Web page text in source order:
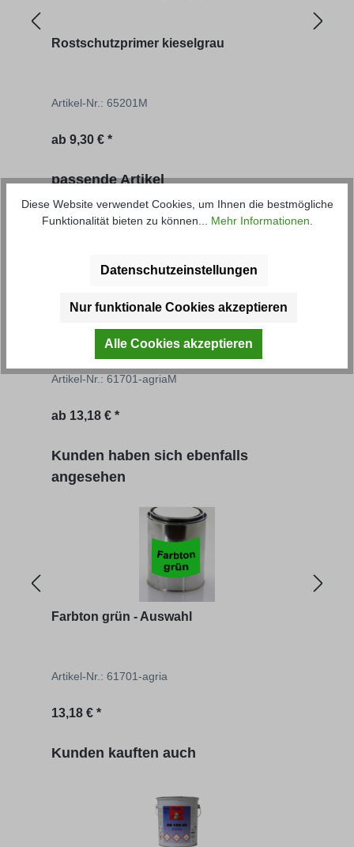
Rostschutzprimer kieselgrau
Artikel-Nr.: 65201M
ab 9,30 € *
Produktgalerie überspringen
passende Artikel
Artikel-Nr.: 61701-agriaM
ab 13,18 € *
Produktgalerie überspringen
Kunden haben sich ebenfalls
angesehen
Farbton grün - Auswahl
Artikel-Nr.: 61701-agria
Regulärer Preis:
13,18 € *
Produktgalerie überspringen
Kunden kauften auch
Diese Website verwendet Cookies, um Ihnen die bestmögliche
Funktionalität bieten zu können... Mehr Informationen.
Datenschutzeinstellungen
Nur funktionale Cookies akzeptieren
Alle Cookies akzeptieren